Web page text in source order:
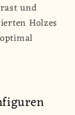
und
Holzes